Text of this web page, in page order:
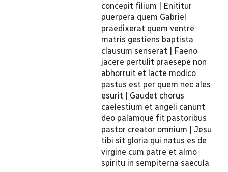
concepit filium | Enititur
puerpera quem Gabriel
praedixerat quem ventre
matris gestiens baptista
clausum senserat | Faeno
jacere pertulit praesepe non
abhorruit et lacte modico
pastus est per quem nec ales
esurit | Gaudet chorus
caelestium et angeli canunt
deo palamque fit pastoribus
pastor creator omnium | Jesu
tibi sit gloria qui natus es de
virgine cum patre et almo
spiritu in sempiterna saecula